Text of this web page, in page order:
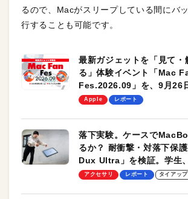
るので、Macがスリープしている間にバ
行することも可能です。
最新ガジェットを「見て・
る」体験イベント「Mac
Fes.2026.09」を、9月26
します！
Apple レポート
落下実験。ケースで
るか？ 耐衝撃・対落下保
Dux Ultra」を検証。学生
のモバイルユースに最適！
アクセサリ レポート タイアップ